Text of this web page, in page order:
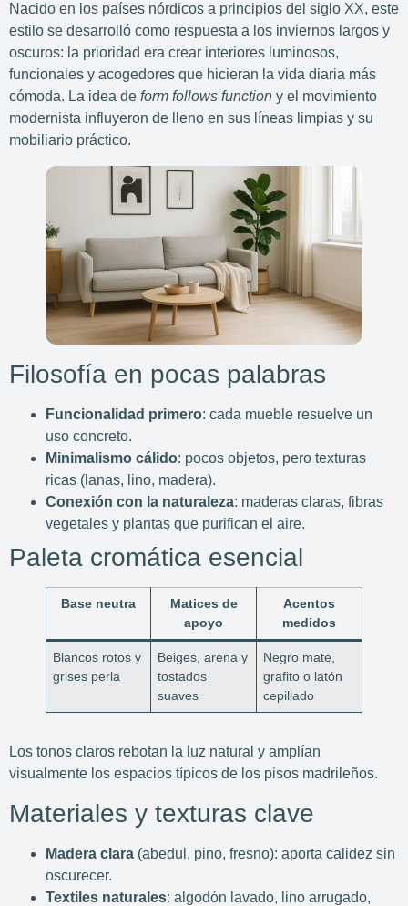
Nacido en los países nórdicos a principios del siglo XX, este
estilo se desarrolló como respuesta a los inviernos largos y
oscuros: la prioridad era crear interiores luminosos,
funcionales y acogedores que hicieran la vida diaria más
cómoda. La idea de form follows function y el movimiento
modernista influyeron de lleno en sus líneas limpias y su
mobiliario práctico.
Filosofía en pocas palabras
Funcionalidad primero: cada mueble resuelve un
uso concreto.
Minimalismo cálido: pocos objetos, pero texturas
ricas (lanas, lino, madera).
Conexión con la naturaleza: maderas claras, fibras
vegetales y plantas que purifican el aire.
Paleta cromática esencial
Base neutra
Matices de
apoyo
Acentos
medidos
Blancos rotos y
grises perla
Beiges, arena y
tostados
suaves
Negro mate,
grafito o latón
cepillado
Los tonos claros rebotan la luz natural y amplían
visualmente los espacios típicos de los pisos madrileños.
Materiales y texturas clave
Madera clara (abedul, pino, fresno): aporta calidez sin
oscurecer.
Textiles naturales: algodón lavado, lino arrugado,